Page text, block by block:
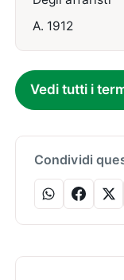
A. 1912
Vedi tutti i
Condividi